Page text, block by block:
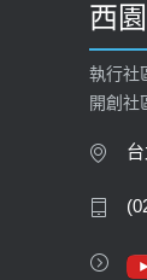
【
大
膽
西
執行社
開創社